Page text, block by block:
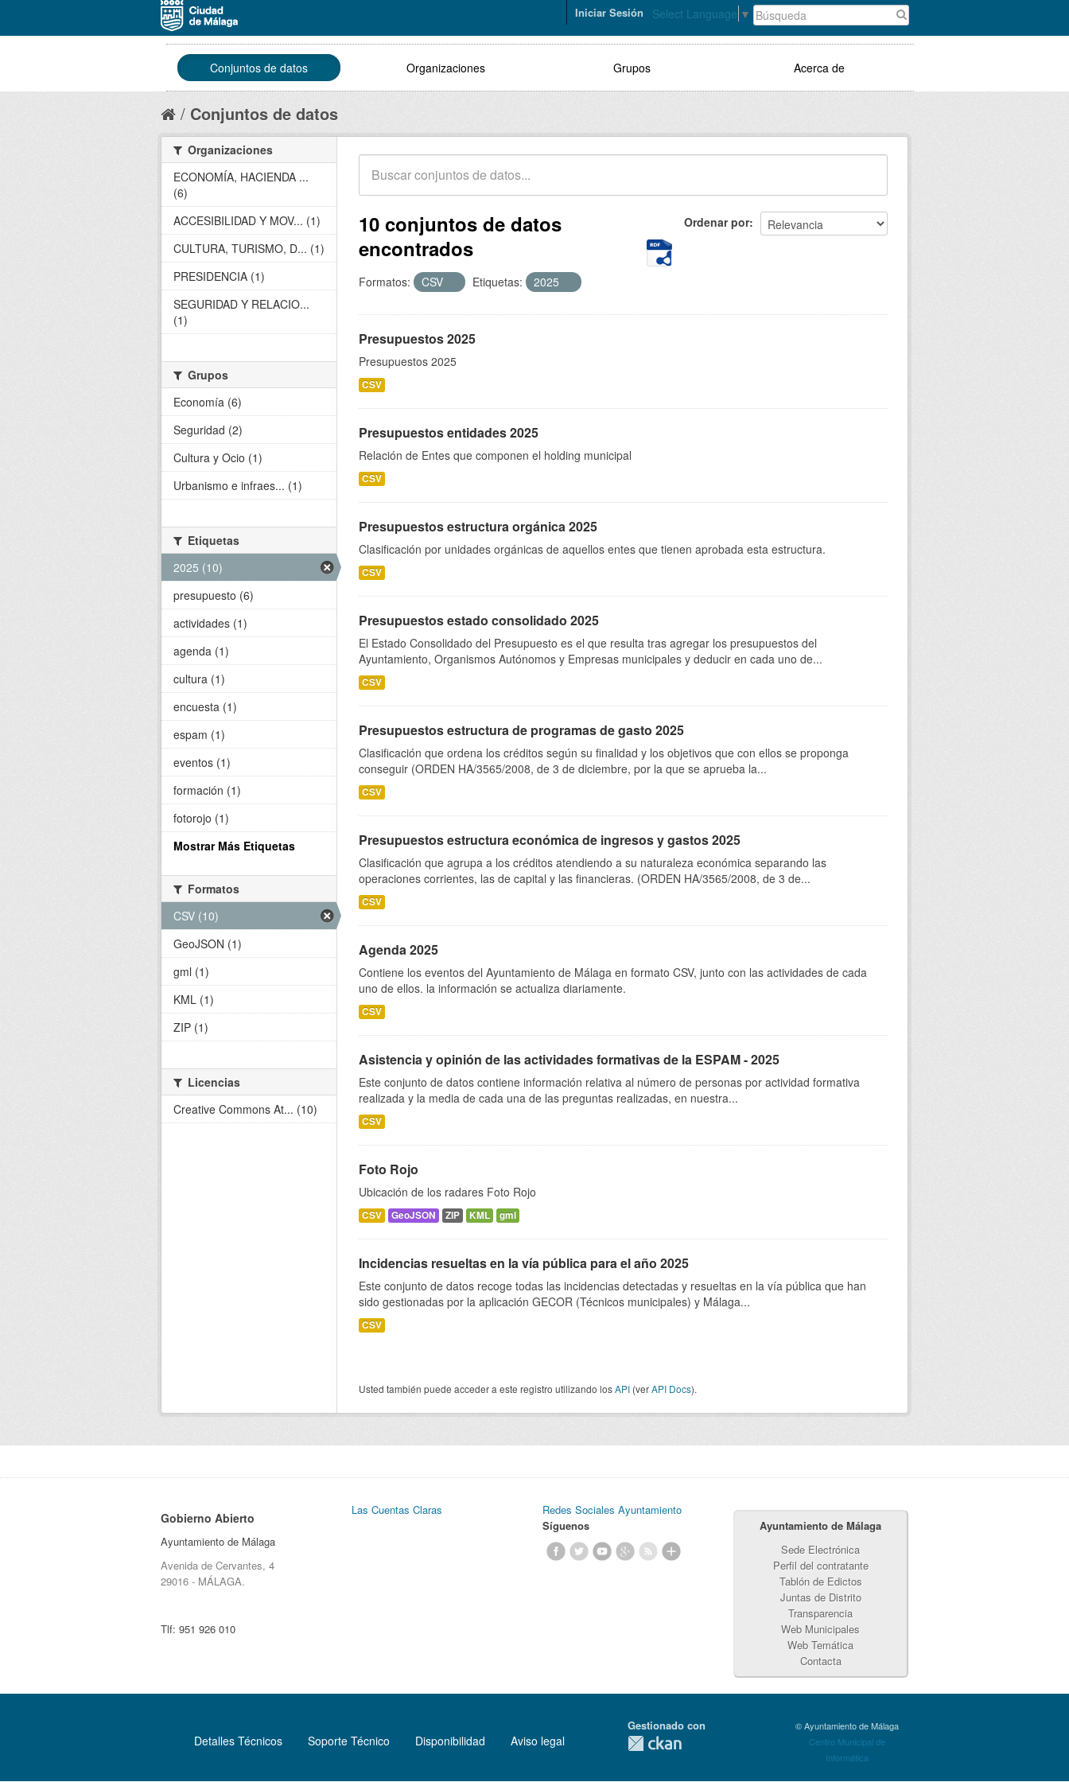
Select Language ▼
Iniciar Sesión
Conjuntos de datos Organizaciones Grupos Acerca de
Conjuntos de datos
Ordenar por
10 conjuntos de datos
encontrados
Formatos: CSV Etiquetas: 2025
Presupuestos 2025
Presupuestos 2025
CSV
Presupuestos entidades 2025
Relación de Entes que componen el holding municipal
CSV
Presupuestos estructura orgánica 2025
Clasificación por unidades orgánicas de aquellos entes que tienen aprobada esta estructura.
CSV
Presupuestos estado consolidado 2025
El Estado Consolidado del Presupuesto es el que resulta tras agregar los presupuestos del
Ayuntamiento, Organismos Autónomos y Empresas municipales y deducir en cada uno de...
CSV
Presupuestos estructura de programas de gasto 2025
Clasificación que ordena los créditos según su finalidad y los objetivos que con ellos se proponga
conseguir (ORDEN HA/3565/2008, de 3 de diciembre, por la que se aprueba la...
CSV
Presupuestos estructura económica de ingresos y gastos 2025
Clasificación que agrupa a los créditos atendiendo a su naturaleza económica separando las
operaciones corrientes, las de capital y las financieras. (ORDEN HA/3565/2008, de 3 de...
CSV
Agenda 2025
Contiene los eventos del Ayuntamiento de Málaga en formato CSV, junto con las actividades de cada
uno de ellos. la información se actualiza diariamente.
CSV
Asistencia y opinión de las actividades formativas de la ESPAM - 2025
Este conjunto de datos contiene información relativa al número de personas por actividad formativa
realizada y la media de cada una de las preguntas realizadas, en nuestra...
CSV
Foto Rojo
Ubicación de los radares Foto Rojo
CSV GeoJSON ZIP KML gml
Incidencias resueltas en la vía pública para el año 2025
Este conjunto de datos recoge todas las incidencias detectadas y resueltas en la vía pública que han
sido gestionadas por la aplicación GECOR (Técnicos municipales) y Málaga...
CSV
Usted también puede acceder a este registro utilizando losAPI (verAPI Docs).
Organizaciones
ECONOMÍA, HACIENDA ...
(6)
ACCESIBILIDAD Y MOV... (1)
CULTURA, TURISMO, D... (1)
PRESIDENCIA (1)
SEGURIDAD Y RELACIO...
(1)
Grupos
Economía (6)
Seguridad (2)
Cultura y Ocio (1)
Urbanismo e infraes... (1)
Etiquetas
2025 (10)
presupuesto (6)
actividades (1)
agenda (1)
cultura (1)
encuesta (1)
espam (1)
eventos (1)
formación (1)
fotorojo (1)
Mostrar Más Etiquetas
Formatos
CSV (10)
GeoJSON (1)
gml (1)
KML (1)
ZIP (1)
Licencias
Creative Commons At... (10)
Gobierno Abierto
Ayuntamiento de Málaga
Avenida de Cervantes, 4
29016 - MÁLAGA.
Tlf: 951 926 010
Las Cuentas Claras
Redes Sociales Ayuntamiento
Síguenos
Ayuntamiento de Málaga
Sede Electrónica
Perfil del contratante
Tablón de Edictos
Juntas de Distrito
Transparencia
Web Municipales
Web Temática
Contacta
Detalles Técnicos Soporte Técnico Disponibilidad Aviso legal
Gestionado con
© Ayuntamiento de Málaga
Centro Municipal de
Informática